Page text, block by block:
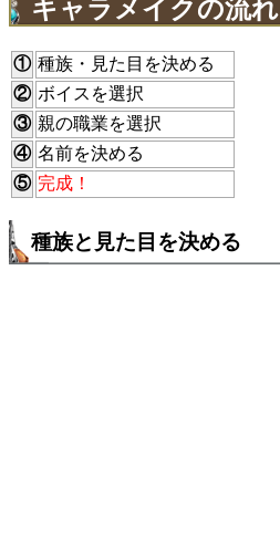
キャラメイクの流れ
① 種族・見た目を決める
② ボイスを選択
③ 親の職業を選択
④ 名前を決める
⑤ 完成！
種族と見た目を決める